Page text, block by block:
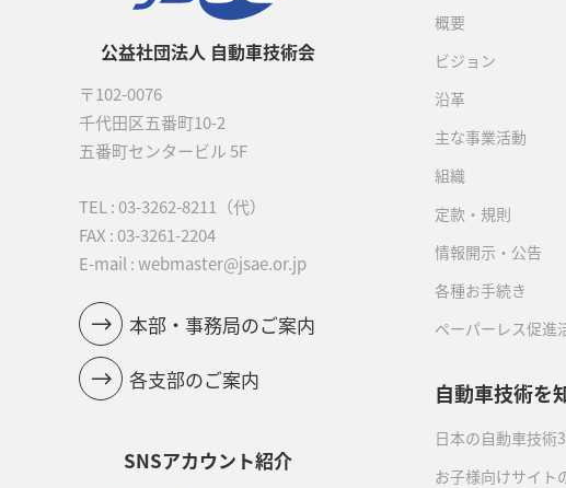
公益社団法人 自動車技術会
〒102-0076
千代田区五番町10-2
五番町センタービル 5F
TEL : 03-3262-8211
（代）
FAX : 03-3261-2204
E-mail : webmaster@jsae.or.jp
本部・事務局のご案内
各支部のご案内
SNSアカウント紹介
概要
ビジョン
沿革
主な事業活動
組織
定款・規則
情報開示・公告
各種お手続き
ペーパーレス促進
自動車技術を
日本の自動車技術
お子様向けサイト